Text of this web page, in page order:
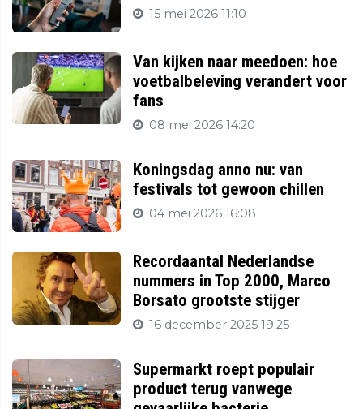
15 mei 2026 11:10
Van kijken naar meedoen: hoe
voetbalbeleving verandert voor
fans
08 mei 2026 14:20
Koningsdag anno nu: van
festivals tot gewoon chillen
04 mei 2026 16:08
Recordaantal Nederlandse
nummers in Top 2000, Marco
Borsato grootste stijger
16 december 2025 19:25
Supermarkt roept populair
product terug vanwege